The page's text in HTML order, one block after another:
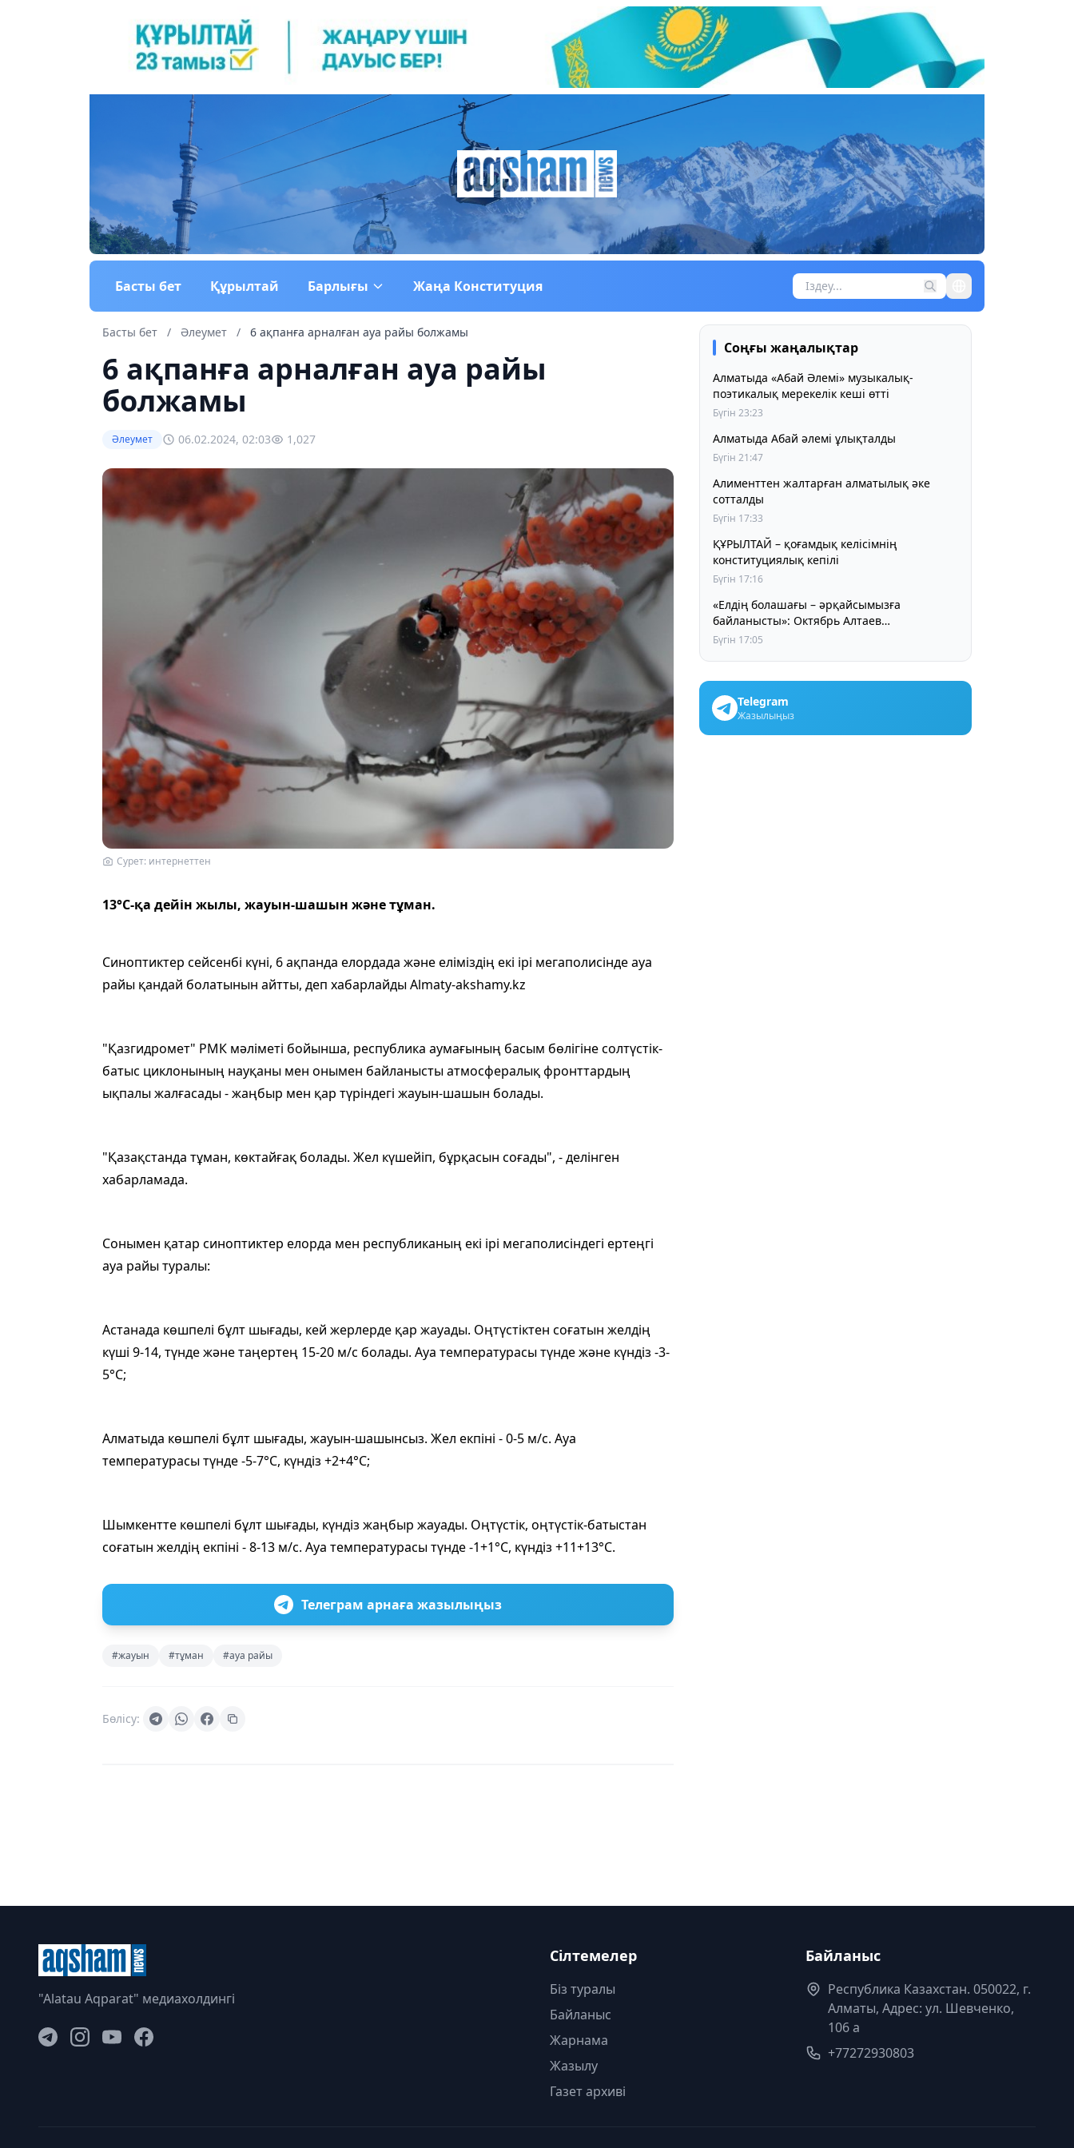
Басты бет Құрылтай Барлығы Жаңа Конституция
Басты бет / Әлеумет / 6 ақпанға арналған ауа райы болжамы
6 ақпанға арналған ауа райы
болжамы
Әлеумет 06.02.2024, 02:03 1,027
Сурет: интернеттен
13°C-қа дейін жылы, жауын-шашын және тұман.
Синоптиктер сейсенбі күні, 6 ақпанда елордада және еліміздің екі ірі мегаполисінде ауа
райы қандай болатынын айтты, деп хабарлайды Almaty-akshamy.kz
"Қазгидромет" РМК мәліметі бойынша, республика аумағының басым бөлігіне солтүстік-
батыс циклонының науқаны мен онымен байланысты атмосфералық фронттардың
ықпалы жалғасады - жаңбыр мен қар түріндегі жауын-шашын болады.
"Қазақстанда тұман, көктайғақ болады. Жел күшейіп, бұрқасын соғады", - делінген
хабарламада.
Сонымен қатар синоптиктер елорда мен республиканың екі ірі мегаполисіндегі ертеңгі
ауа райы туралы:
Астанада көшпелі бұлт шығады, кей жерлерде қар жауады. Оңтүстіктен соғатын желдің
күші 9-14, түнде және таңертең 15-20 м/с болады. Ауа температурасы түнде және күндіз -3-
5°С;
Алматыда көшпелі бұлт шығады, жауын-шашынсыз. Жел екпіні - 0-5 м/с. Ауа
температурасы түнде -5-7°C, күндіз +2+4°C;
Шымкентте көшпелі бұлт шығады, күндіз жаңбыр жауады. Оңтүстік, оңтүстік-батыстан
соғатын желдің екпіні - 8-13 м/с. Ауа температурасы түнде -1+1°C, күндіз +11+13°C.
Телеграм арнаға жазылыңыз
#жауын #тұман #ауа райы
Бөлісу:
Соңғы жаңалықтар
Алматыда «Абай Әлемі» музыкалық-
поэтикалық мерекелік кеші өтті
Бүгін 23:23
Алматыда Абай әлемі ұлықталды
Бүгін 21:47
Алименттен жалтарған алматылық әке
сотталды
Бүгін 17:33
ҚҰРЫЛТАЙ – қоғамдық келісімнің
конституциялық кепілі
Бүгін 17:16
«Елдің болашағы – әрқайсымызға
байланысты»: Октябрь Алтаев
қазақстандықтарға маңызды үндеу жасады
Бүгін 17:05
Telegram
Жазылыңыз
"Alatau Aqparat" медиахолдингі
Сілтемелер
Біз туралы
Байланыс
Жарнама
Жазылу
Газет архиві
Байланыс
Республика Казахстан. 050022, г.
Алматы, Адрес: ул. Шевченко,
106 а
+77272930803